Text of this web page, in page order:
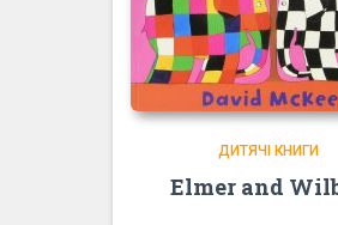
ДИТЯЧІ КНИГИ
Elmer and